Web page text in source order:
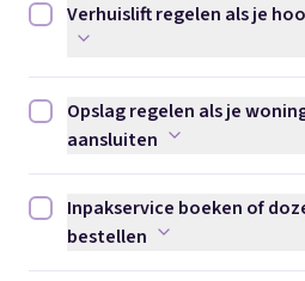
Verhuislift regelen als je hoog
Verhuislift regelen als je
Opslag regelen als je
Opslag regelen als je
aansluiten
Inpakservice boeken of dozen
Inpakservice boeken of
bestellen